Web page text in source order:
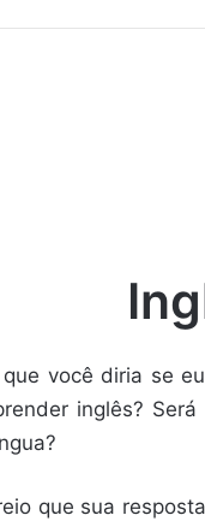
que você diria se
inglês?
que sua